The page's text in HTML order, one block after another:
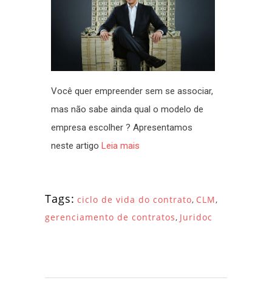
Você quer empreender sem se associar,
mas não sabe ainda qual o modelo de
empresa escolher ? Apresentamos
neste artigo Leia mais
Tags: ciclo de vida do contrato, CLM,
gerenciamento de contratos, Juridoc